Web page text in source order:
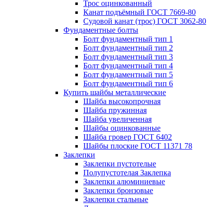
Трос оцинкованный
Канат подъёмный ГОСТ 7669-80
Судовой канат (трос) ГОСТ 3062-80
Фундаментные болты
Болт фундаментный тип 1
Болт фундаментный тип 2
Болт фундаментный тип 3
Болт фундаментный тип 4
Болт фундаментный тип 5
Болт фундаментный тип 6
Купить шайбы металлические
Шайба высокопрочная
Шайба пружинная
Шайба увеличенная
Шайбы оцинкованные
Шайба гровер ГОСТ 6402
Шайбы плоские ГОСТ 11371 78
Заклепки
Заклепки пустотелые
Полупустотелая Заклепка
Заклепки алюминиевые
Заклепки бронзовые
Заклепки стальные